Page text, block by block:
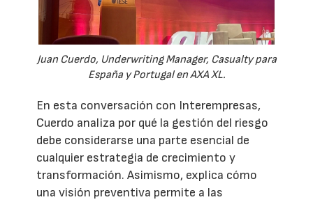
Juan Cuerdo, Underwriting Manager, Casualty para
España y Portugal en AXA XL.
En esta conversación con Interempresas,
Cuerdo analiza por qué la gestión del riesgo
debe considerarse una parte esencial de
cualquier estrategia de crecimiento y
transformación. Asimismo, explica cómo
una visión preventiva permite a las